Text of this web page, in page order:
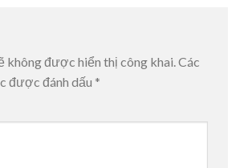
không được hiển thị công khai.Các
được đánh dấu *